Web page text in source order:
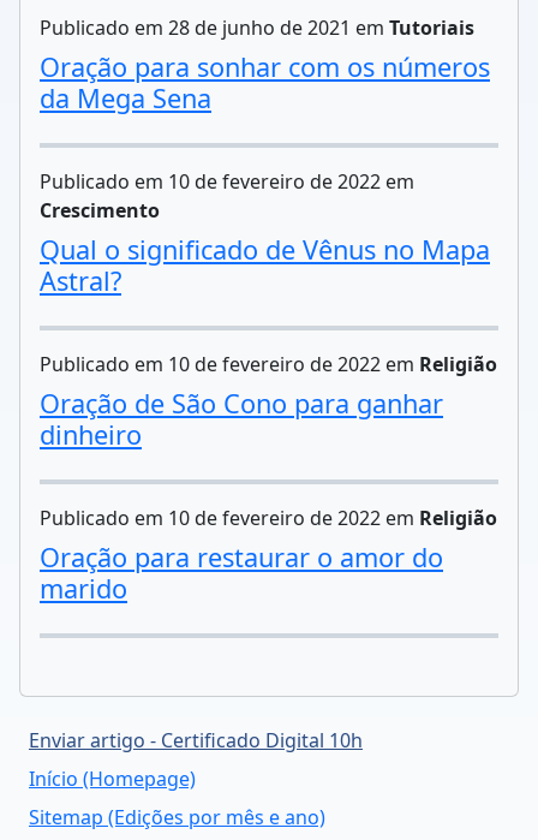
Publicado em 28 de junho de 2021 em Tutoriais
Oração para sonhar com os números
da Mega Sena
Publicado em 10 de fevereiro de 2022 em
Crescimento
Qual o significado de Vênus no Mapa
Astral?
Publicado em 10 de fevereiro de 2022 em Religião
Oração de São Cono para ganhar
dinheiro
Publicado em 10 de fevereiro de 2022 em Religião
Oração para restaurar o amor do
marido
Enviar artigo - Certificado Digital 10h
Início (Homepage)
Sitemap (Edições por mês e ano)